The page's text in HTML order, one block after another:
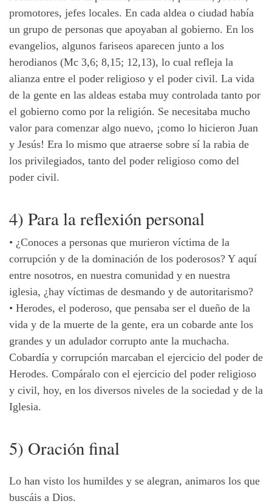
promotores, jefes locales. En cada aldea o ciudad había
un grupo de personas que apoyaban al gobierno. En los
evangelios, algunos fariseos aparecen junto a los
herodianos (Mc 3,6; 8,15; 12,13), lo cual refleja la
alianza entre el poder religioso y el poder civil. La vida
de la gente en las aldeas estaba muy controlada tanto por
el gobierno como por la religión. Se necesitaba mucho
valor para comenzar algo nuevo, ¡como lo hicieron Juan
y Jesús! Era lo mismo que atraerse sobre sí la rabia de
los privilegiados, tanto del poder religioso como del
poder civil.
4) Para la reflexión personal
• ¿Conoces a personas que murieron víctima de la
corrupción y de la dominación de los poderosos? Y aquí
entre nosotros, en nuestra comunidad y en nuestra
iglesia, ¿hay víctimas de desmando y de autoritarismo?
• Herodes, el poderoso, que pensaba ser el dueño de la
vida y de la muerte de la gente, era un cobarde ante los
grandes y un adulador corrupto ante la muchacha.
Cobardía y corrupción marcaban el ejercicio del poder de
Herodes. Compáralo con el ejercicio del poder religioso
y civil, hoy, en los diversos niveles de la sociedad y de la
Iglesia.
5) Oración final
Lo han visto los humildes y se alegran, animaros los que
buscáis a Dios.